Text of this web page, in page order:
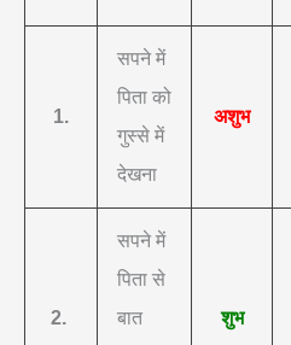
1.
सपने में
पिता को
गुस्से में
देखना
अशुभ
2.
सपने में
पिता से
बात
शुभ